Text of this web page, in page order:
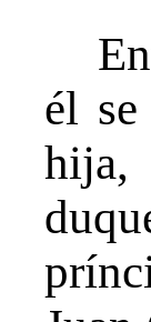
él
hija,